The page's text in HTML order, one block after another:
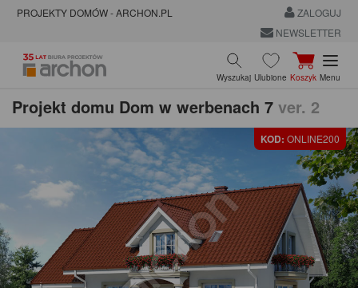
PROJEKTY DOMÓW - ARCHON.PL
ZALOGUJ
NEWSLETTER
Wyszukaj Ulubione Koszyk Menu
Projekt domu Dom w werbenach 7 ver. 2
KOD: ONLINE200